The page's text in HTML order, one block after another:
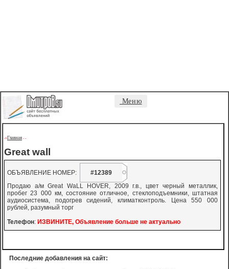
Меню
->Главная - -
Great wall
ОБЪЯВЛЕНИЕ НОМЕР:
#12389
Продаю а/м Great WaLL HOVER, 2009 г.в., цвет черный металлик,
пробег 23 000 км, состояние отличное, стеклоподъемники, штатная
аудиосистема, подогрев сидений, климатконтроль. Цена 550 000
рублей, разумный торг
Телефон: ИЗВИНИТЕ, Объявление больше не актуально
Последние добавления на сайт: